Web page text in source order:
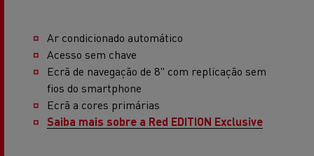
Ar condicionado automático
Acesso sem chave
Ecrã de navegação de 8" com replicação sem
fios do smartphone
Ecrã a cores primárias
Saiba mais sobre a Red EDITION Exclusive